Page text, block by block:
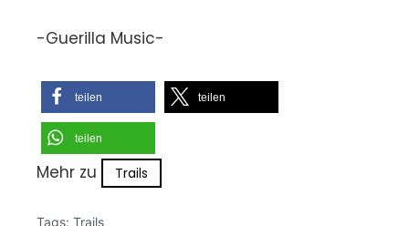
-Guerilla Music-
teilen teilen
teilen
Mehr zu Trails
Tags: Trails